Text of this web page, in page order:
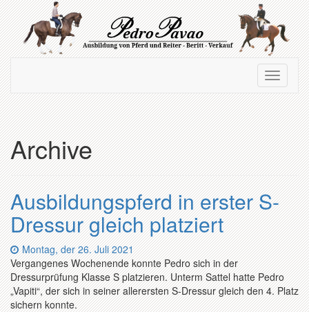
Zum
Hauptinhalt
springen
ein-/
Archive
Ausbildungspferd in erster S-
Dressur gleich platziert
Datum:
Montag, der 26. Juli 2021
Vergangenes Wochenende konnte Pedro sich in der
Dressurprüfung Klasse S platzieren. Unterm Sattel hatte Pedro
„Vapiti“, der sich in seiner allerersten S-Dressur gleich den 4. Platz
sichern konnte.